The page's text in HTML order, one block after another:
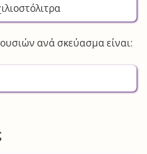
ανά σκεύασμα είναι: